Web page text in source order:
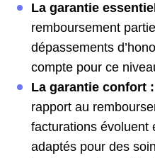
La garantie
remboursement
dépassements
compte pour ce
La garantie confort :
rapport au
facturations évoluent
adaptés pour des